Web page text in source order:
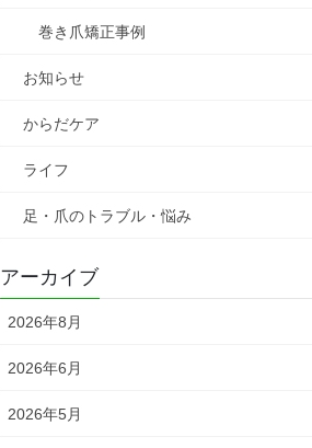
巻き爪矯正事例
お知らせ
からだケア
ライフ
足・爪のトラブル・悩み
アーカイブ
2026年8月
2026年6月
2026年5月